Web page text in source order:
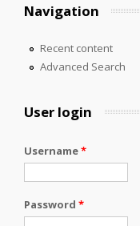
Navigation
Recent content
Advanced Search
User login
Username*
Password *